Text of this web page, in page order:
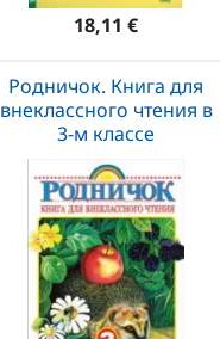
18,11 €
Родничок. Книга для
внеклассного чтения в
3-м классе